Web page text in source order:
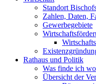
Standort
Zahlen, Daten,
Gewerbegebiete
Rathaus und Politik
Was finde ich
Übersicht der